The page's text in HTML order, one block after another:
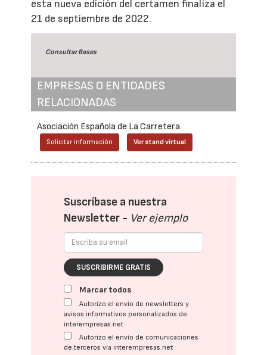
esta nueva edición del certamen finaliza el
21 de septiembre de 2022.
Consultar Bases
EMPRESAS O ENTIDADES
RELACIONADAS
Asociación Española de La Carretera
Solicitar información Ver stand virtual
Suscríbase a nuestra
Newsletter - Ver ejemplo
SUSCRIBIRME GRATIS
Marcar todos
Autorizo el envío de newsletters y
avisos informativos personalizados de
interempresas.net
Autorizo el envío de comunicaciones
de terceros vía interempresas.net